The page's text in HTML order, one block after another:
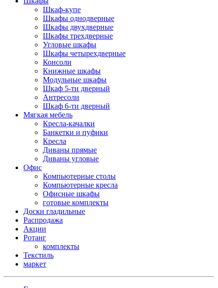
Шкаф-купе
Шкафы однодверные
Шкафы двухдверные
Шкафы трехдверные
Угловые шкафы
Шкафы четырехдверные
Консоли
Книжные шкафы
Модульные шкафы
Шкаф 5-ти дверный
Антресоли
Шкаф 6-ти дверный
Мягкая мебель
Кресла-качалки
Банкетки и пуфики
Кресла
Диваны прямые
Диваны угловые
Офис
Компьютерные столы
Компьютерные кресла
Офисные шкафы
готовые комплекты
Доски гладильные
Распродажа
Акции
Ротанг
комплекты
Текстиль
маркет